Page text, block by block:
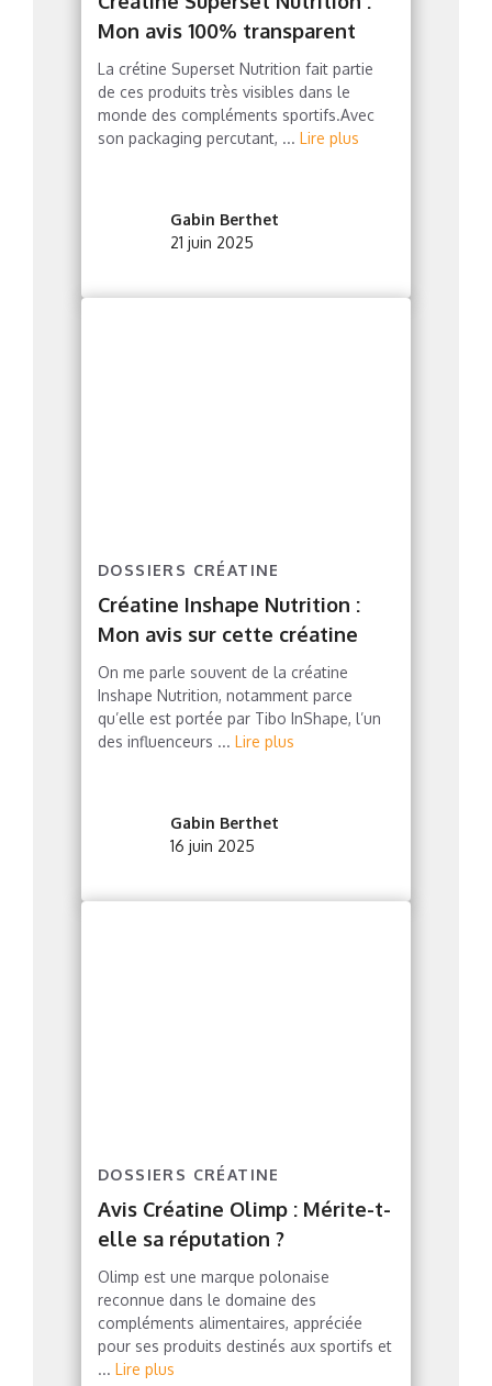
Mon avis 100% transparent
La crétine Superset Nutrition fait partie
de ces produits très visibles dans le
monde des compléments sportifs.Avec
son packaging percutant, ... Lire plus
Gabin Berthet
21 juin 2025
DOSSIERS CRÉATINE
Créatine Inshape Nutrition :
Mon avis sur cette créatine
On me parle souvent de la créatine
Inshape Nutrition, notamment parce
qu’elle est portée par Tibo InShape, l’un
des influenceurs ... Lire plus
Gabin Berthet
16 juin 2025
DOSSIERS CRÉATINE
Avis Créatine Olimp : Mérite-t-
elle sa réputation ?
Olimp est une marque polonaise
reconnue dans le domaine des
compléments alimentaires, appréciée
pour ses produits destinés aux sportifs et
... Lire plus